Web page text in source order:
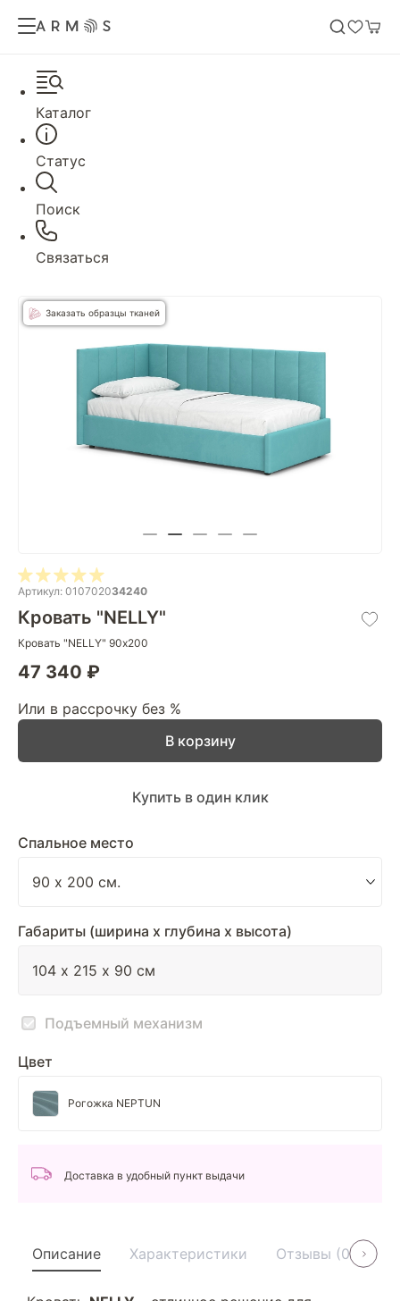
Каталог
Статус
Поиск
Связаться
Заказать образцы тканей
Артикул: 010702034240
Кровать "NELLY"
Кровать "NELLY" 90х200
47 340 ₽
Или в рассрочку без %
Спальное место
Габариты (ширина х глубина х высота)
Подъемный механизм
Цвет
Рогожка NEPTUN
В корзину
Купить в один клик
Доставка в удобный пункт выдачи
Описание Характеристики Отзывы (0)